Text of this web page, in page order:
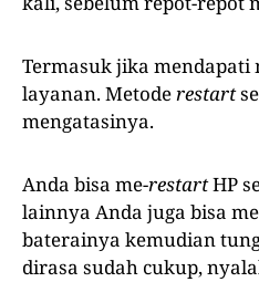
Termasuk jika mendapati
layanan. Metoderestart
mengatasinya.
Anda bisa me-restartHP
lainnya Anda juga bisa
baterainya kemudian
dirasa sudah cukup,